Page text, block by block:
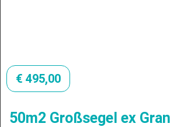
€ 495,00
50m2 Großsegel ex